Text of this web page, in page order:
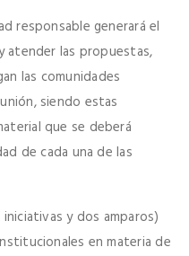
responsable generará el
atender las propuestas,
las comunidades
siendo estas
que se deberá
de cada una de las
y dos amparos)
en materia de